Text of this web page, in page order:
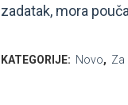
zadatak, mora
KATEGORIJE: Novo, Za